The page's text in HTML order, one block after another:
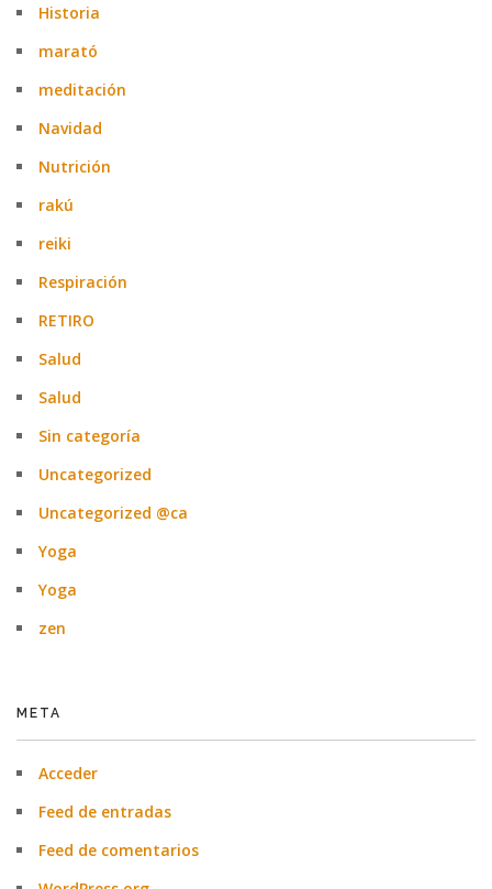
Historia
marató
meditación
Navidad
Nutrición
rakú
reiki
Respiración
RETIRO
Salud
Salud
Sin categoría
Uncategorized
Uncategorized @ca
Yoga
Yoga
zen
META
Acceder
Feed de entradas
Feed de comentarios